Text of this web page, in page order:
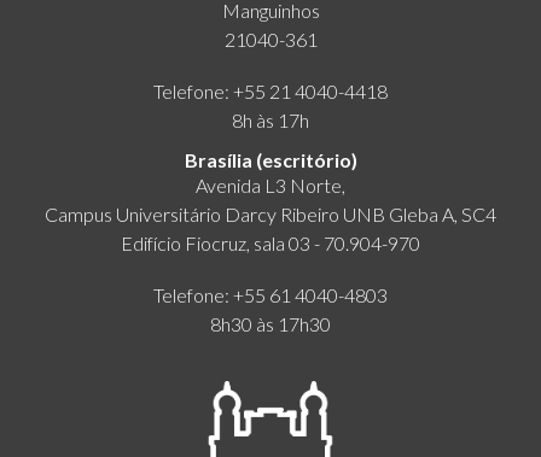
Manguinhos
21040-361
Telefone: +55 21 4040-4418
8h às 17h
Brasília (escritório)
Avenida L3 Norte,
Campus Universitário Darcy Ribeiro UNB Gleba A, SC4
Edifício Fiocruz, sala 03 - 70.904-970
Telefone: +55 61 4040-4803
8h30 às 17h30